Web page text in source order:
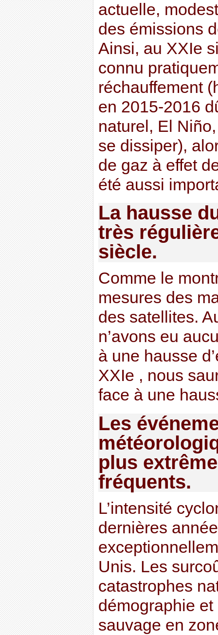
actuelle,
des émissions
Ainsi, au XXIe
connu
réchauffement
en 2015-2016
naturel, El
se dissiper),
de gaz à effet
été aussi
La hausse
très
siècle.
Comme le
mesures des
des satellites.
n’avons eu
à une hausse
XXIe , nous
face à une
Les
plus
fréquents.
L’intensité
dernières
Unis. Les
catastrophes
démographie et
sauvage en